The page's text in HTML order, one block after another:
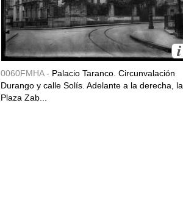
0060FMHA - Palacio Taranco. Circunvalación
Durango y calle Solís. Adelante a la derecha, la
Plaza Zab...